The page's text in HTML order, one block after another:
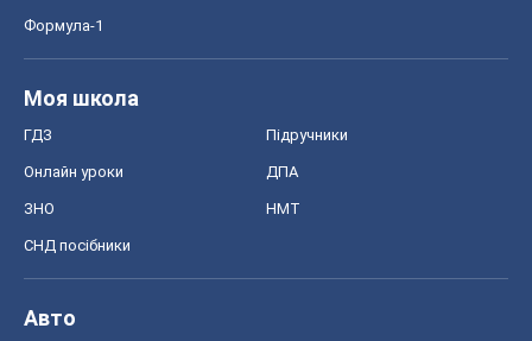
Формула-1
Моя школа
ГДЗ Підручники
Онлайн уроки ДПА
ЗНО НМТ
СНД посібники
Авто